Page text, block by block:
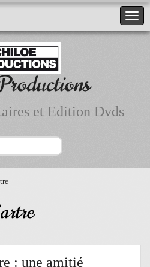
et Edition Dvds
: une amitié